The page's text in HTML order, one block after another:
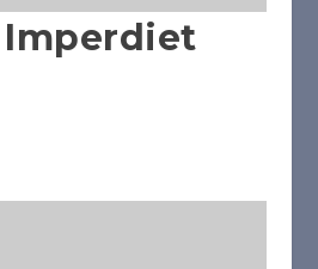
Imperdiet